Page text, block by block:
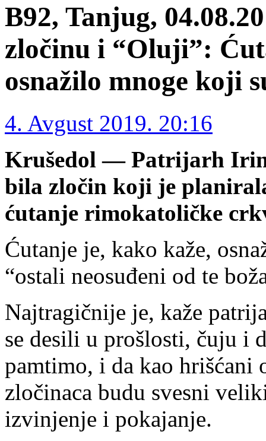
B92, Tanjug,
zločinu i “Oluji”:
osnažilo mnoge koji
4. Avgust 2019. 20:16
Krušedol — Patrijarh
bila zločin koji je
ćutanje rimokatoličke
Ćutanje je, kako kaže,
“ostali neosuđeni od te
Najtragičnije je, kaže
se desili u prošlosti, čuju i
pamtimo, i da kao hrišćani
zločinaca budu svesni
izvinjenje i pokajanje.